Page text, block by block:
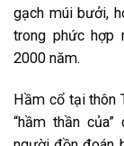
gạch múi bưởi,
trong phức hợp
2000 năm.
Hầm cổ tại thôn
“hầm thần